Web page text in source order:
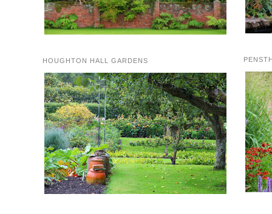
HOUGHTON HALL GARDENS